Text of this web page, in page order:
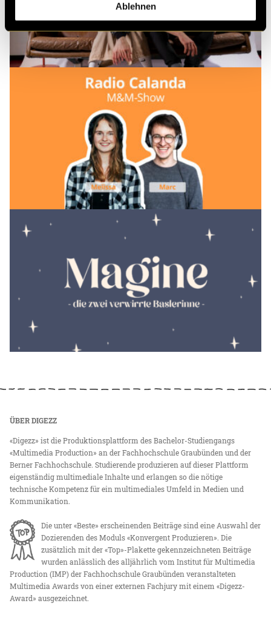
Ablehnen
ÜBER DIGEZZ
«Digezz» ist die Produktionsplattform des Bachelor-Studiengangs
«Multimedia Production» an der Fachhochschule Graubünden und der
Berner Fachhochschule. Studierende produzieren auf dieser Plattform
eigenständig multimediale Inhalte und erlangen so die nötige
technische Kompetenz für ein multimediales Umfeld in Medien und
Kommunikation.
Die unter «Beste» erscheinenden Beiträge sind eine Auswahl der
Dozierenden des Moduls «Konvergent Produzieren». Die
zusätzlich mit der «Top»-Plakette gekennzeichneten Beiträge
wurden anlässlich des alljährlich vom Institut für Multimedia
Production (IMP) der Fachhochschule Graubünden veranstalteten
Multimedia Awards von einer externen Fachjury mit einem «Digezz-
Award» ausgezeichnet.